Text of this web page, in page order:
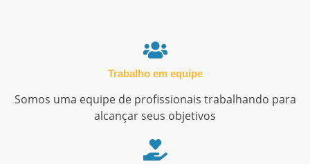
Trabalho em equipe
Somos uma equipe de profissionais trabalhando para
alcançar seus objetivos